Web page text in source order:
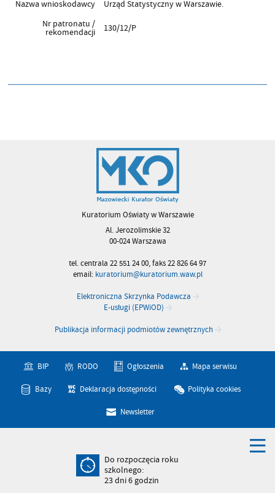
Nazwa wnioskodawcy
Urząd Statystyczny w Warszawie.
Nr patronatu /
rekomendacji 130/12/P
Kuratorium Oświaty w Warszawie
Al. Jerozolimskie 32
00-024 Warszawa
tel. centrala 22 551 24 00, faks 22 826 64 97
email: kuratorium@kuratorium.waw.pl
Elektroniczna Skrzynka Podawcza
E-usługi (EPWiOD)
Publikacja informacji podmiotów zewnętrznych
BIP RODO Ogłoszenia Mapa serwisu
Bazy Deklaracja dostępności Polityka cookies
Newsletter
Do rozpoczęcia roku
szkolnego:
23dni6godzin